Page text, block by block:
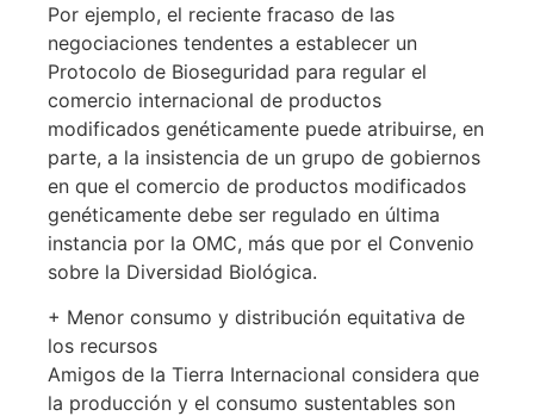
Por ejemplo, el reciente fracaso de las
negociaciones tendentes a establecer un
Protocolo de Bioseguridad para regular el
comercio internacional de productos
modificados genéticamente puede atribuirse, en
parte, a la insistencia de un grupo de gobiernos
en que el comercio de productos modificados
genéticamente debe ser regulado en última
instancia por la OMC, más que por el Convenio
sobre la Diversidad Biológica.
+ Menor consumo y distribución equitativa de
los recursos
Amigos de la Tierra Internacional considera que
la producción y el consumo sustentables son